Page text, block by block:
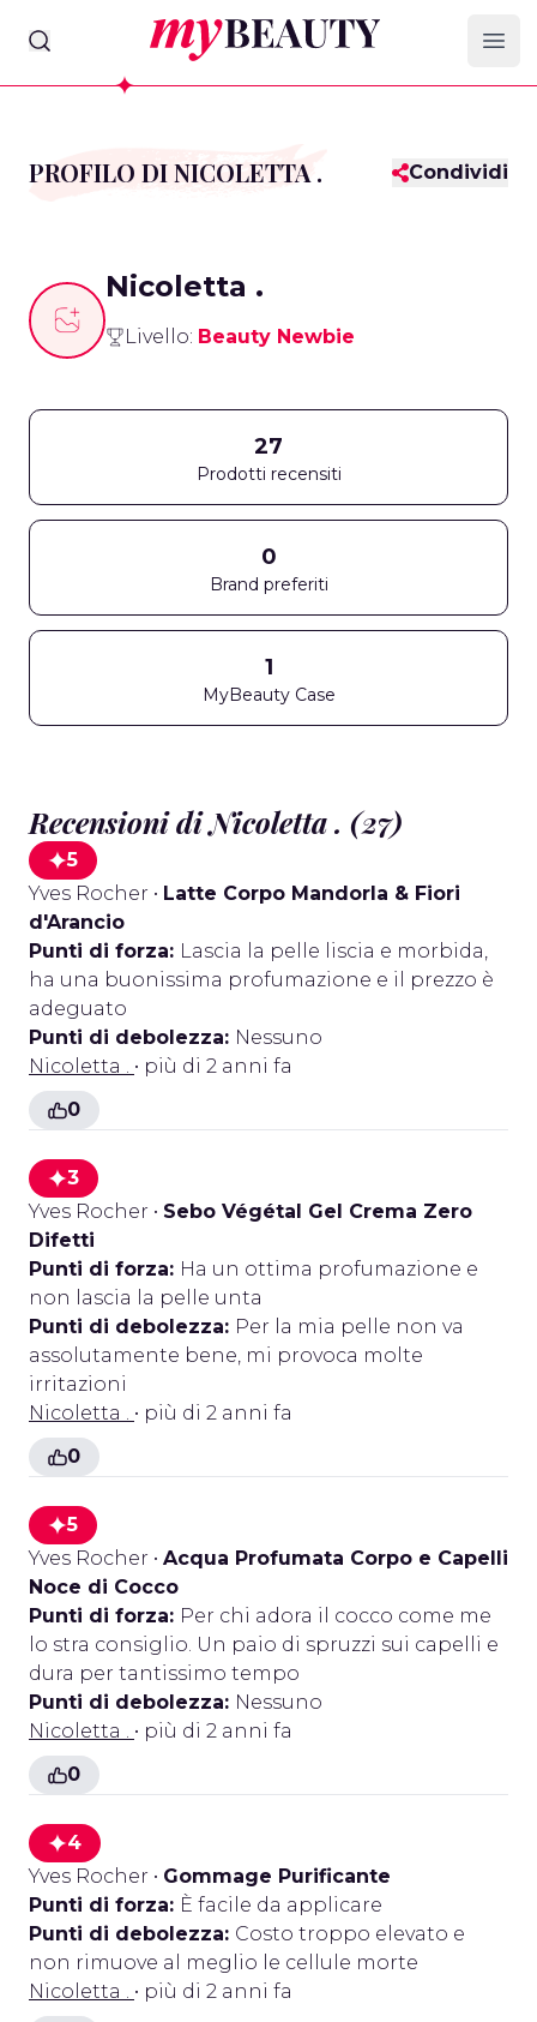
myBeauty
PROFILO DI NICOLETTA . Condividi
Nicoletta .
Livello: Beauty Newbie
27
Prodotti recensiti
0
Brand preferiti
1
MyBeauty Case
Recensioni di Nicoletta . (27)
5
Yves Rocher • Latte Corpo Mandorla & Fiori
d'Arancio
Punti di forza: Lascia la pelle liscia e morbida,
ha una buonissima profumazione e il prezzo è
adeguato
Punti di debolezza: Nessuno
Nicoletta . • più di 2 anni fa
0
3
Yves Rocher • Sebo Végétal Gel Crema Zero
Difetti
Punti di forza: Ha un ottima profumazione e
non lascia la pelle unta
Punti di debolezza: Per la mia pelle non va
assolutamente bene, mi provoca molte
irritazioni
Nicoletta . • più di 2 anni fa
0
5
Yves Rocher • Acqua Profumata Corpo e Capelli
Noce di Cocco
Punti di forza: Per chi adora il cocco come me
lo stra consiglio. Un paio di spruzzi sui capelli e
dura per tantissimo tempo
Punti di debolezza: Nessuno
Nicoletta . • più di 2 anni fa
0
4
Yves Rocher • Gommage Purificante
Punti di forza: È facile da applicare
Punti di debolezza: Costo troppo elevato e
non rimuove al meglio le cellule morte
Nicoletta . • più di 2 anni fa